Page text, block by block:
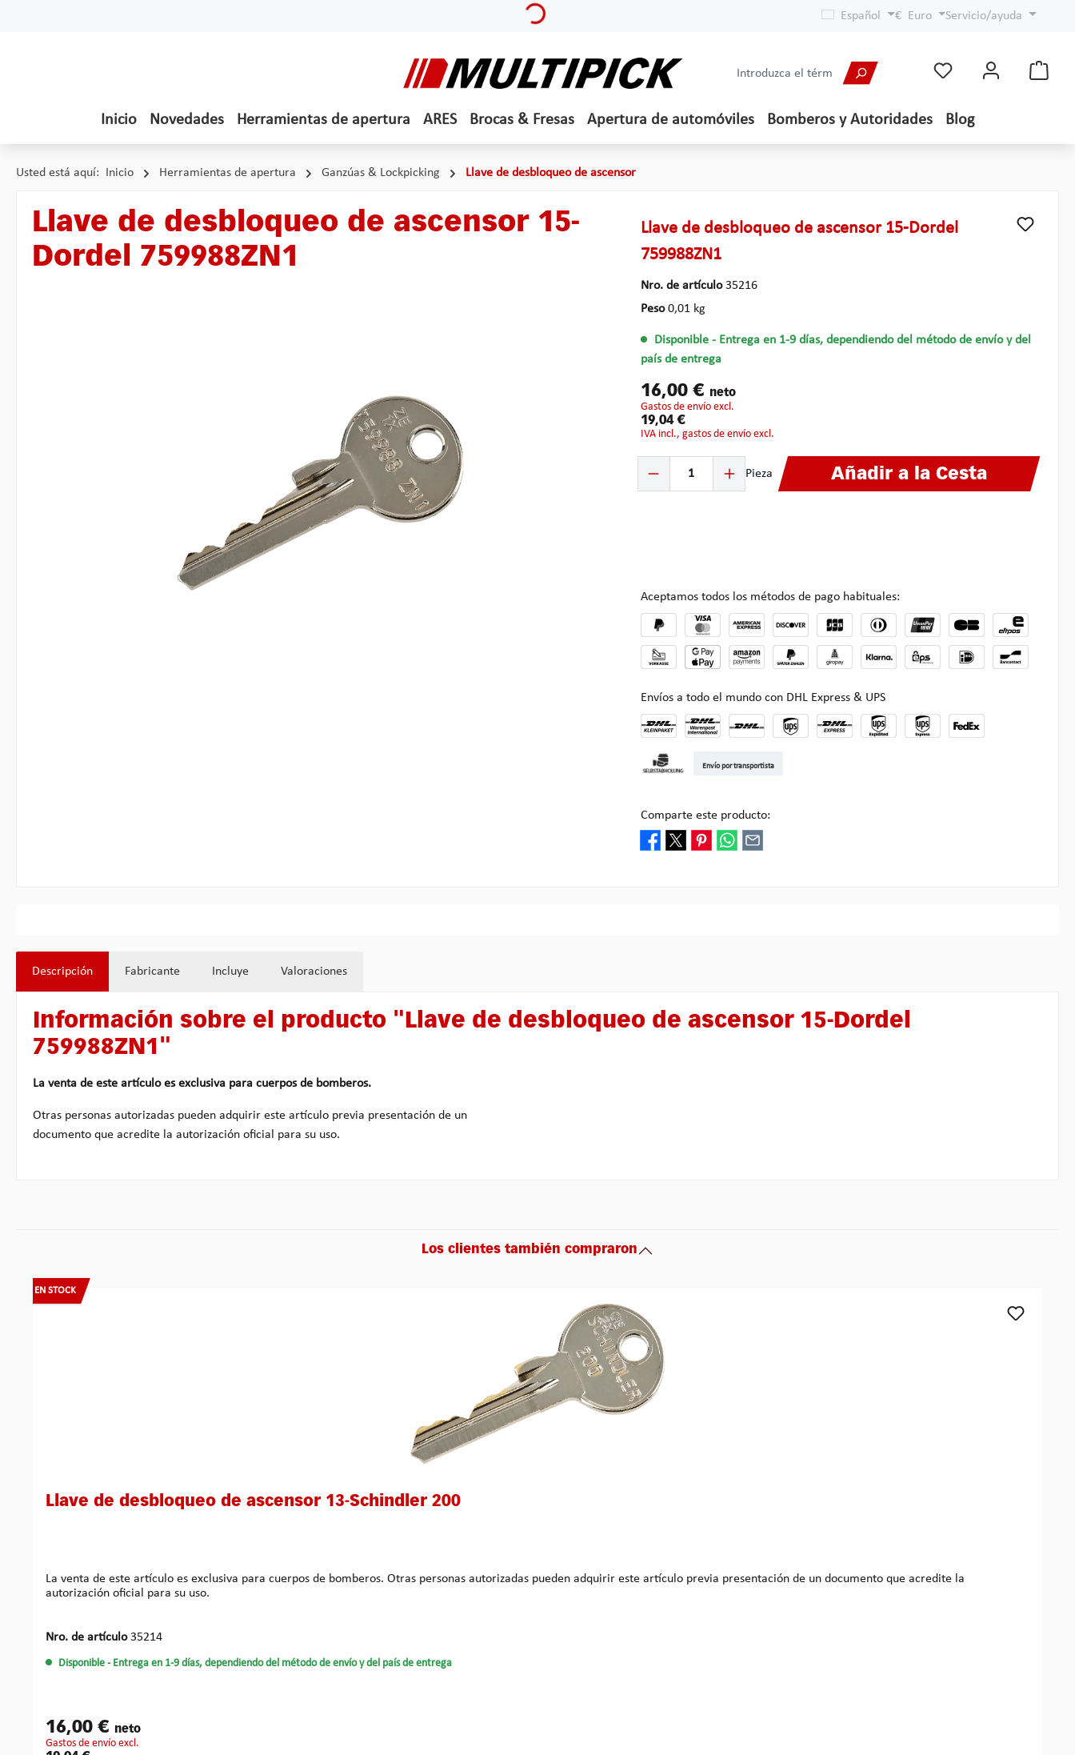
Español € Euro Servicio/ayuda
Inicio Novedades Herramientas de apertura ARES Brocas & Fresas Apertura de automóviles Bomberos y Autoridades Blog
Usted está aquí: Inicio Herramientas de apertura Ganzúas & Lockpicking Llave de desbloqueo de ascensor
Llave de desbloqueo de ascensor 15-
Dordel 759988ZN1
Llave de desbloqueo de ascensor 15-Dordel
759988ZN1
Nro. de artículo35216
Peso0,01 kg
Disponible - Entrega en 1-9 días, dependiendo del método de envío y del
país de entrega
16,00 € neto
gastos de envío excl.
19,04 €
IVA incl., gastos de envío excl.
Cantidad del producto: introduce la cantidad deseada o usa los botones para aumentar o
Pieza Añadir a la Cesta
Aceptamos todos los métodos de pago habituales:
Envíos a todo el mundo con DHL Express & UPS
Envío por transportista
Comparte este producto:
Descripción Fabricante Incluye Valoraciones
Información sobre el producto "Llave de desbloqueo de ascensor 15-Dordel
759988ZN1"
La venta de este artículo es exclusiva para cuerpos de bomberos.
Otras personas autorizadas pueden adquirir este artículo previa presentación de un
documento que acredite la autorización oficial para su uso.
Los clientes también compraron
Omitir la galería de productos
EN STOCK
Llave de desbloqueo de ascensor 13-Schindler 200
La venta de este artículo es exclusiva para cuerpos de bomberos. Otras personas autorizadas pueden adquirir este artículo previa presentación de un documento que acredite la
autorización oficial para su uso.
Nro. de artículo35214
Disponible - Entrega en 1-9 días, dependiendo del método de envío y del país de entrega
16,00 € neto
gastos de envío excl.